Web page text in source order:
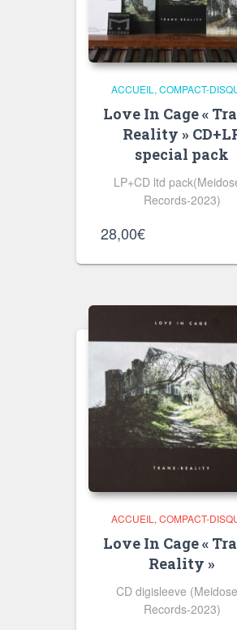
ACCUEIL COMPACT-
Love In Cage «
Reality »
special pack
LP+CD ltd
Records-2023)
28,00€
ACCUEIL COMPACT-
Love In Cage «
Reality »
CD digisleeve
Records-2023)